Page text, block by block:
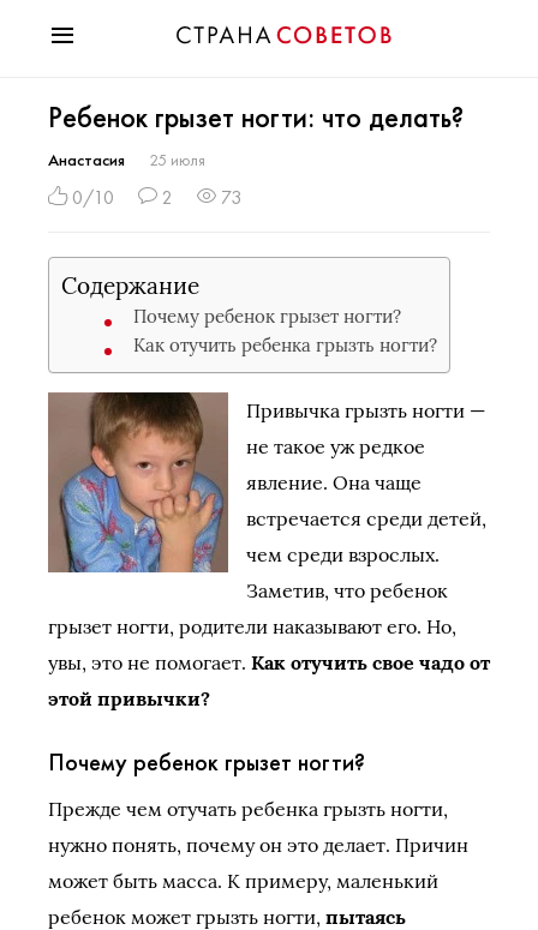
Мода
Звезды
Гороскопы
Психология
Хобби
Праздники
Ребенок грызет ногти: что делать?
Анастасия 25 июля
0/10 2 73
Содержание
Почему ребенок грызет ногти?
Как отучить ребенка грызть ногти?
Привычка грызть ногти —
не такое уж редкое
явление. Она чаще
встречается среди детей,
чем среди взрослых.
Заметив, что ребенок
грызет ногти, родители наказывают его. Но,
увы, это не помогает. Как отучить свое чадо от
этой привычки?
Почему ребенок грызет ногти?
Прежде чем отучать ребенка грызть ногти,
нужно понять, почему он это делает. Причин
может быть масса. К примеру, маленький
ребенок может грызть ногти, пытаясь